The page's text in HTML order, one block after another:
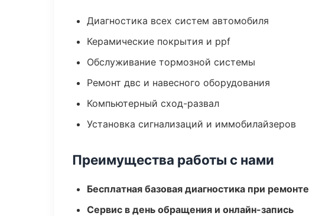
Диагностика всех систем автомобиля
Керамические покрытия и ppf
Обслуживание тормозной системы
Ремонт двс и навесного оборудования
Компьютерный сход-развал
Установка сигнализаций и иммобилайзеров
Преимущества работы с нами
Бесплатная базовая диагностика при ремонте
Сервис в день обращения и онлайн-запись